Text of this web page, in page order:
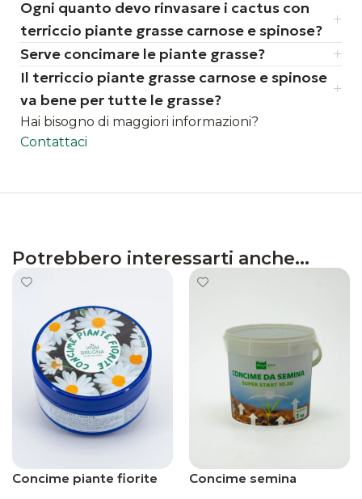
Ogni quanto devo rinvasare i cactus con
terriccio piante grasse carnose e spinose?
Serve concimare le piante grasse?
Il terriccio piante grasse carnose e spinose
va bene per tutte le grasse?
Hai bisogno di maggiori informazioni?
Contattaci
Potrebbero interessarti anche...
Concime piante fiorite Concime semina